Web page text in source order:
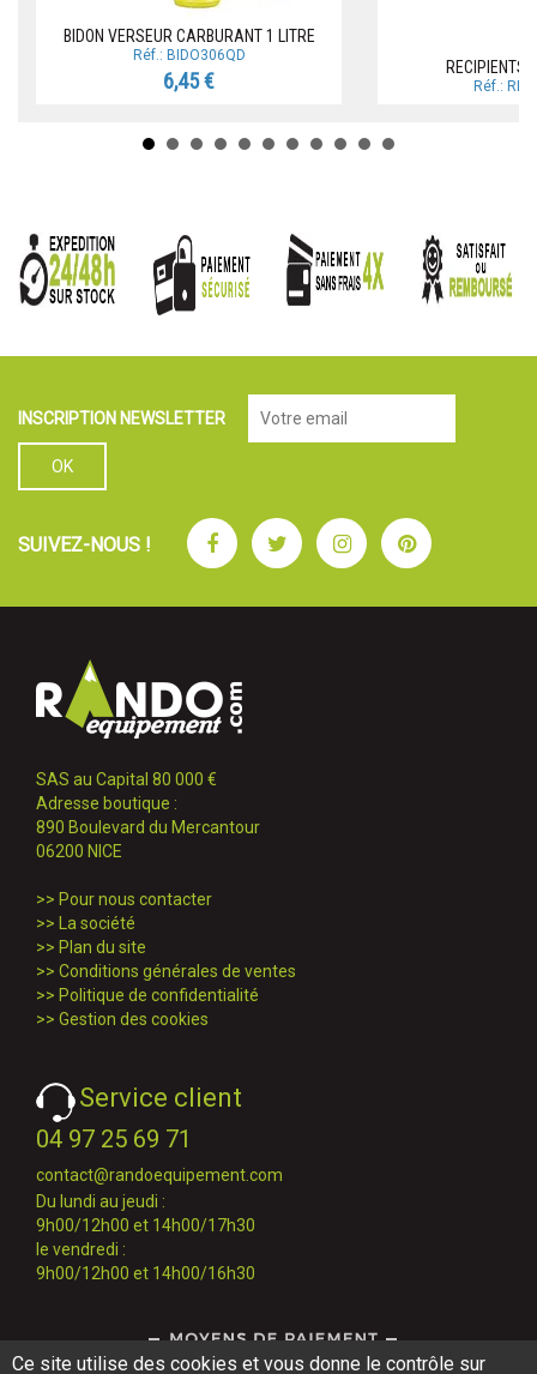
BIDON VERSEUR CARBURANT 1 LITRE
Réf.: BIDO306QD
6,45 €
RECIPIENTS
Réf.:
INSCRIPTION NEWSLETTER
SUIVEZ-NOUS ! FacebookTwitterInstagramPinterest
SAS au Capital 80 000 €
Adresse boutique :
890 Boulevard du Mercantour
06200 NICE
>> Pour nous contacter
>>
La société
>> Plan du site
>> Conditions générales de ventes
>> Politique de confidentialité
>> Gestion des cookies
Service client
04 97 25 69 71
contact@randoequipement.com
Du lundi au jeudi :
9h00/12h00 et 14h00/17h30
le vendredi :
9h00/12h00 et 14h00/16h30
Ce site utilise des cookies et vous donne le contrôle sur